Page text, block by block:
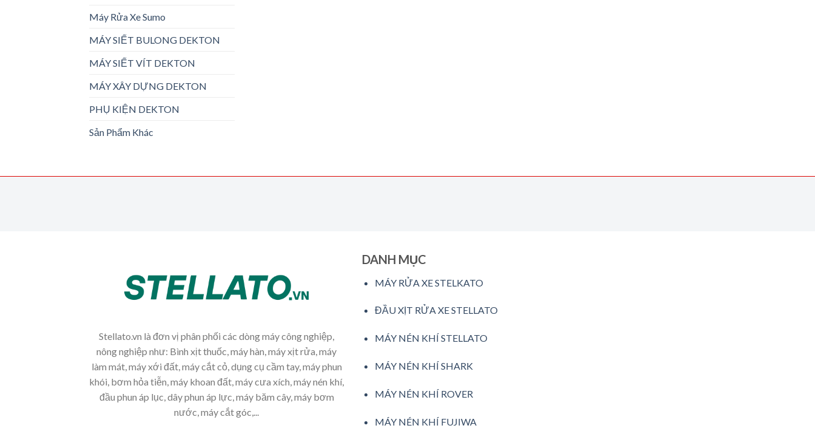
Máy Rửa Xe Sumo
MÁY SIẾT BULONG DEKTON
MÁY SIẾT VÍT DEKTON
MÁY XÂY DỰNG DEKTON
PHỤ KIỆN DEKTON
Sản Phẩm Khác
Stellato.vn là đơn vị phân phối các dòng máy công nghiệp,
nông nghiệp như: Bình xịt thuốc, máy hàn, máy xịt rửa, máy
làm mát, máy xới đất, máy cắt cỏ, dụng cụ cầm tay, máy phun
khói, bơm hỏa tiễn, máy khoan đất, máy cưa xích, máy nén khí,
đầu phun áp lục, dây phun áp lực, máy băm cây, máy bơm
nước, máy cắt góc,...
DANH MỤC
MÁY RỬA XE STELKATO
ĐẦU XỊT RỬA XE STELLATO
MÁY NÉN KHÍ STELLATO
MÁY NÉN KHÍ SHARK
MÁY NÉN KHÍ ROVER
MÁY NÉN KHÍ FUJIWA